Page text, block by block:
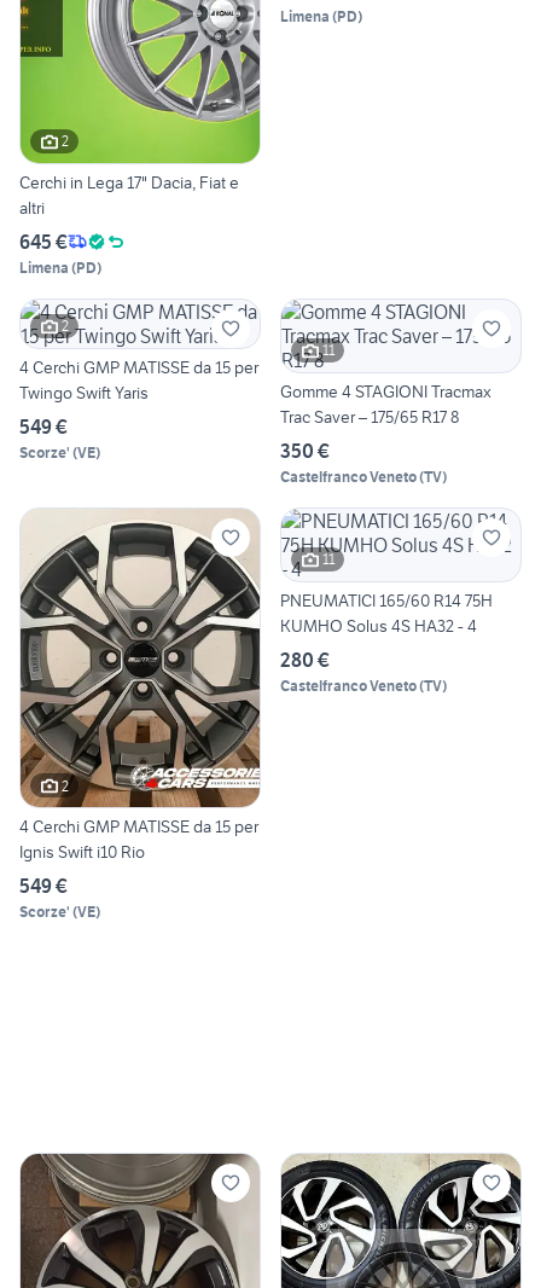
2
Cerchi in Lega 17" Dacia, Fiat e
altri
645 €
Limena (PD)
Limena (PD)
2
4 Cerchi GMP MATISSE da 15 per
Twingo Swift Yaris
549 €
Scorze' (VE)
11
Gomme 4 STAGIONI Tracmax
Trac Saver – 175/65 R17 8
350 €
Castelfranco Veneto(TV)
2
4 Cerchi GMP MATISSE da 15 per
Ignis Swift i10 Rio
549 €
Scorze' (VE)
11
PNEUMATICI 165/60 R14 75H
KUMHO Solus 4S HA32 - 4
280 €
Castelfranco Veneto(TV)